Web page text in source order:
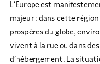
L’Europe est
majeur : dans cette
prospères du globe,
vivent à la rue ou dans
d’hébergement. La